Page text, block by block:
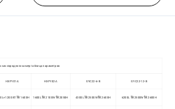
кислородного камер таблица параметров
HXFY01A HXFY02A GYC22-6-B GYC22-12-B
L×1200 ВТ № 1600H 1600L № 2100W № 2050H 4300L № 2500W № 2600H 6200L № 2500W № 2600H